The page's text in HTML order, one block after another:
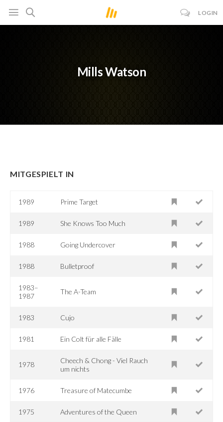
LOGIN
Mills Watson
MITGESPIELT IN
1989 Prime Target
1989 She Knows Too Much
1988 Going Undercover
1988 Bulletproof
1983–
1987
The A-Team
1983 Cujo
1981 Ein Colt für alle Fälle
1978
Cheech & Chong - Viel Rauch
um nichts
1976 Treasure of Matecumbe
1975 Adventures of the Queen